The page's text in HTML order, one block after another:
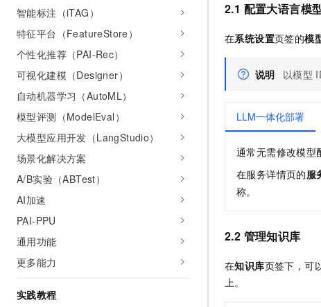
智能标注（iTAG）
特征平台（FeatureStore）
个性化推荐（PAI-Rec）
可视化建模（Designer）
自动机器学习（AutoML）
模型评测（ModelEval）
大模型应用开发（LangStudio）
场景化解决方案
A/B实验（ABTest）
AI加速
PAI-PPU
通用功能
更多能力
实践教程
2.1 配置大语言模
在系统设置页签的模
说明 以模型
LLM一体化部署
通常无需修改模型
在服务详情页的服
称。
2.2 管理知识库
在知识库页签下，可
上。